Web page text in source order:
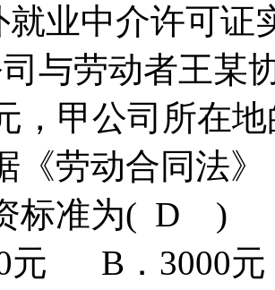
就业中介许可证
与劳动者王某
，甲公司所在
《劳动合同法
标准为( D )
元 B．3000